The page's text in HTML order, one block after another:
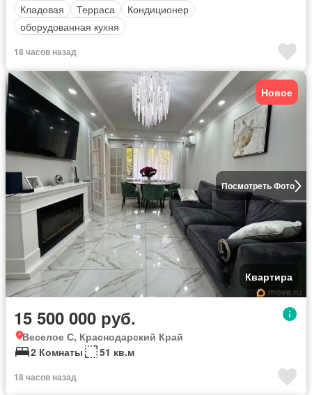
Кладовая
Терраса
Кондиционер
оборудованная кухня
18 часов назад
Посмотреть Фото
Новое
Квартира
15 500 000 руб.
Веселое С, Краснодарский Край
2 Комнаты
51 кв.м
18 часов назад